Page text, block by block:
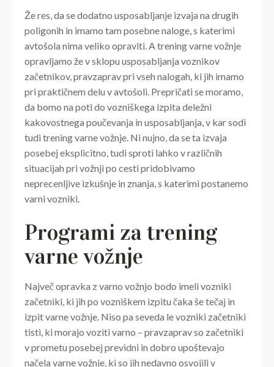
Že res, da se dodatno usposabljanje izvaja na drugih
poligonih in imamo tam posebne naloge, s katerimi
avtošola nima veliko opraviti. A trening varne vožnje
opravljamo že v sklopu usposabljanja voznikov
začetnikov, pravzaprav pri vseh nalogah, ki jih imamo
pri praktičnem delu v avtošoli. Prepričati se moramo,
da bomo na poti do vozniškega izpita deležni
kakovostnega poučevanja in usposabljanja, v kar sodi
tudi trening varne vožnje. Ni nujno, da se ta izvaja
posebej eksplicitno, tudi sproti lahko v različnih
situacijah pri vožnji po cesti pridobivamo
neprecenljive izkušnje in znanja, s katerimi postanemo
varni vozniki.
Programi za trening
varne vožnje
Največ opravka z varno vožnjo bodo imeli vozniki
začetniki, ki jih po vozniškem izpitu čaka še tečaj in
izpit varne vožnje. Niso pa seveda le vozniki začetniki
tisti, ki morajo voziti varno – pravzaprav so začetniki
v prometu posebej previdni in dobro upoštevajo
načela varne vožnje, ki so jih nedavno osvojili v